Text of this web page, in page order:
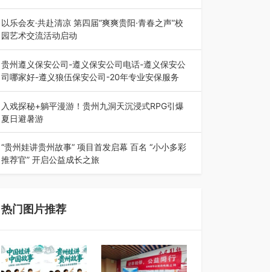
在贵州省高考志愿填报体系中，200至300分数段
考生可选择的省内工科、新能源汽车…
以乐会友·共赴清凉 第四届“爽爽贵阳·青春之声”校
园艺术交流活动启动
七月的贵阳，清风送爽，第四届“爽爽贵阳·青春之
声”校园管弦乐（合唱）艺术交流活动…
贵州遵义保安公司-遵义保安公司电话-遵义保安公
司哪家好-遵义狼伍保安公司-20年专业安保服务
在遵义，不管是企业园区运营、小区物业管理、建
筑工地施工、商业商场经营，还是举办各…
入戏探秘+躺平漫游！贵州九洞天沉浸式RPG引爆
夏日避暑游
入伏后的贵州，清凉依旧。而在毕节深处的九洞天
景区，贵州首个水上喀斯特沉浸式RPG…
“贵州娃讲贵州故事” 项目首发启幕 百名 “小小多彩
推荐官” 开启公益成长之旅
热门图片推荐